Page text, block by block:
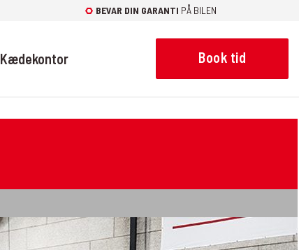
BEVAR DIN GARANTI PÅ BILEN
Kædekontor Book tid